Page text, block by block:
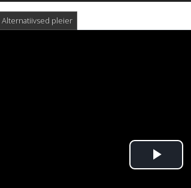
Alternatiivsed pleier
Esita